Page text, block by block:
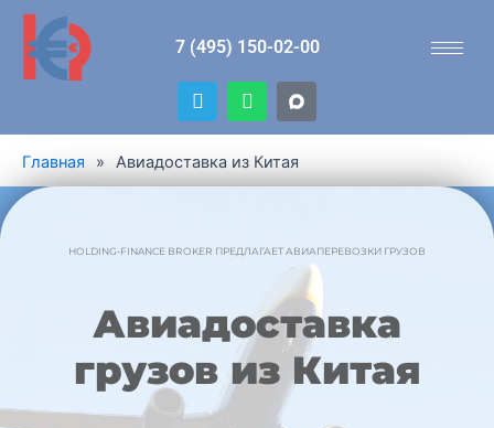
7 (495) 150-02-00
T
e
l
g
r
W
h
a
s
a
Главная » Авиадоставка из Китая
HOLDING-FINANCE BROKER ПРЕДЛАГАЕТ АВИАПЕРЕВОЗКИ ГРУЗОВ
Авиадоставка
грузов из Китая